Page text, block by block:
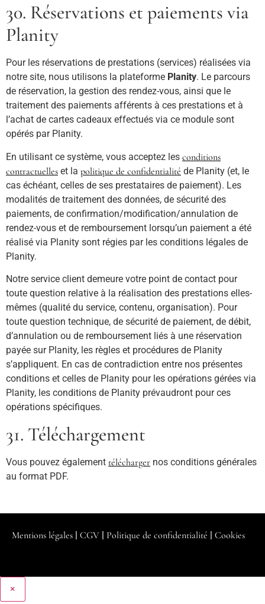
30. Réservations et paiements via
Planity
Pour les réservations de prestations (services) réalisées via
notre site, nous utilisons la plateforme Planity. Le parcours
de réservation, la gestion des rendez-vous, ainsi que le
traitement des paiements afférents à ces prestations et à
l’achat de cartes cadeaux effectués via ce module sont
opérés par Planity.
En utilisant ce système, vous acceptez les conditions
contractuelles et la politique de confidentialité de Planity (et, le
cas échéant, celles de ses prestataires de paiement). Les
modalités de traitement des données, de sécurité des
paiements, de confirmation/modification/annulation de
rendez-vous et de remboursement lorsqu’un paiement a été
réalisé via Planity sont régies par les conditions légales de
Planity.
Notre service client demeure votre point de contact pour
toute question relative à la réalisation des prestations elles-
mêmes (qualité du service, contenu, organisation). Pour
toute question technique, de sécurité de paiement, de débit,
d’annulation ou de remboursement liés à une réservation
payée sur Planity, les règles et procédures de Planity
s’appliquent. En cas de contradiction entre nos présentes
conditions et celles de Planity pour les opérations gérées via
Planity, les conditions de Planity prévaudront pour ces
opérations spécifiques.
31. Téléchargement
Vous pouvez également télécharger nos conditions générales
au format PDF.
Mentions légales | CGV | Politique de confidentialité | Cookies
×